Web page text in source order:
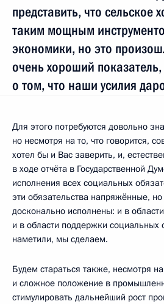
представить, что сельское
таким мощным
экономики, но это
очень хороший
о том, что наши усилия
Для этого потребуются довольно
но несмотря на то, что говорится,
хотел бы и Вас заверить, и,
в ходе отчёта в Государственной
исполнения всех социальных
эти обязательства напряжённые, но
досконально исполнены: и в
и в области поддержки социальных
наметили, мы сделаем.
Будем стараться также, несмотря
и сложное положение в
стимулировать дальнейший рост